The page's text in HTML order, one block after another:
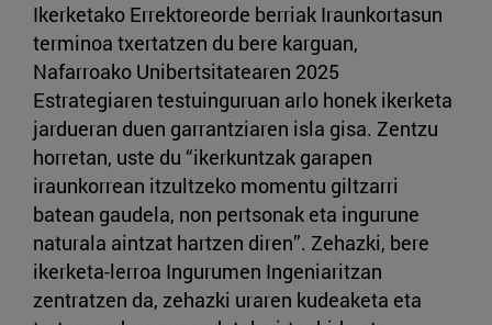
Ikerketako Errektoreorde berriak Iraunkortasun
terminoa txertatzen du bere karguan,
Nafarroako Unibertsitatearen 2025
Estrategiaren testuinguruan arlo honek ikerketa
jardueran duen garrantziaren isla gisa. Zentzu
horretan, uste du “ikerkuntzak garapen
iraunkorrean itzultzeko momentu giltzarri
batean gaudela, non pertsonak eta ingurune
naturala aintzat hartzen diren”. Zehazki, bere
ikerketa-lerroa Ingurumen Ingeniaritzan
zentratzen da, zehazki uraren kudeaketa eta